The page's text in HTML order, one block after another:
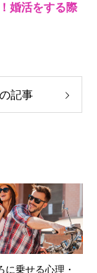
婚活をする際
記事
に乗せる心理・